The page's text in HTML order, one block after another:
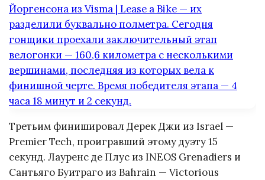
Третьим финишировал Дерек Джи из Israel —
Premier Tech, проигравший этому дуэту 15
секунд. Лауренс де Плус из INEOS Grenadiers и
Сантьяго Буитраго из Bahrain — Victorious